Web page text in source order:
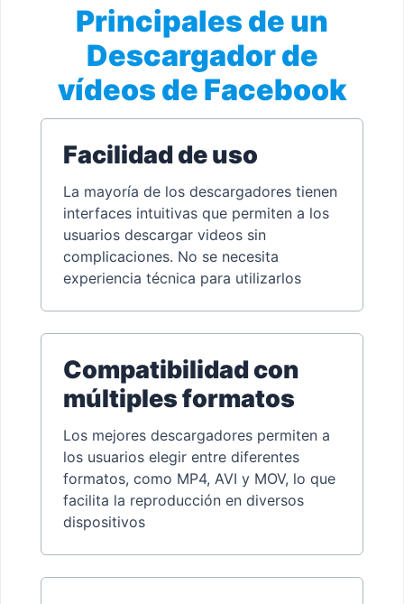
Principales de un
Descargador de
vídeos de Facebook
Facilidad de uso
La mayoría de los descargadores tienen
interfaces intuitivas que permiten a los
usuarios descargar videos sin
complicaciones. No se necesita
experiencia técnica para utilizarlos
Compatibilidad con
múltiples formatos
Los mejores descargadores permiten a
los usuarios elegir entre diferentes
formatos, como MP4, AVI y MOV, lo que
facilita la reproducción en diversos
dispositivos